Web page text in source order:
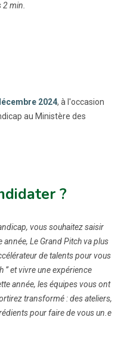
2 min.
2024, à l'occasion
au Ministère des
?
vous souhaitez saisir
Le Grand Pitch va plus
de talents pour vous
” et vivre une expérience
année, les équipes vous ont
transformé : des ateliers,
pour faire de vous un.e